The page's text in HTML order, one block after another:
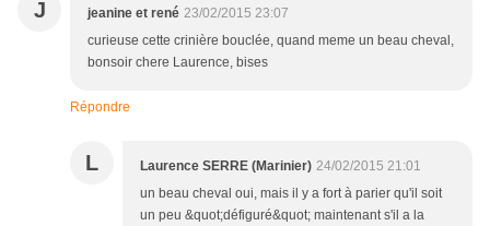
J jeanine et rené 23/02/2015 23:07
curieuse cette crinière bouclée, quand meme un beau cheval,
bonsoir chere Laurence, bises
Répondre
L Laurence SERRE (Marinier) 24/02/2015 21:01
un beau cheval oui, mais il y a fort à parier qu'il soit
un peu &quot;défiguré&quot; maintenant s'il a la